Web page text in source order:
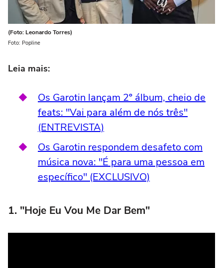
(Foto: Leonardo Torres)
Foto: Popline
Leia mais:
Os Garotin lançam 2º álbum, cheio de
feats: "Vai para além de nós três"
(ENTREVISTA)
Os Garotin respondem desafeto com
música nova: "É para uma pessoa em
específico" (EXCLUSIVO)
1. "Hoje Eu Vou Me Dar Bem"